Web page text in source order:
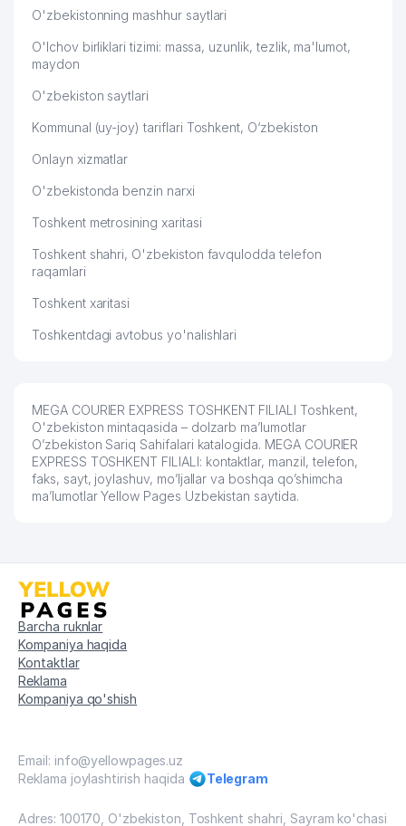
49 DARVOZA SAVDO MChJ
50 DONIYOR FARM-M MChJ 859 м
51
KATTA TANAFFUS BILIMDON
NODAVLAT TA'LIM MUASSASASI
53
SOHASIDA ANALITIK NAZORATGA
54 CORRIDA FOOD OILAVIY KORXONASI
55
O'zbekistonning mashhur saytlari
O'lchov birliklari tizimi: massa, uzunlik, tezlik, ma'lumot,
maydon
O'zbekiston saytlari
Kommunal (uy-joy) tariflari Toshkent, O‘zbekiston
Onlayn xizmatlar
O'zbekistonda benzin narxi
Toshkent metrosining xaritasi
Toshkent shahri, O'zbekiston favqulodda telefon
raqamlari
Toshkent xaritasi
Toshkentdagi avtobus yo'nalishlari
MEGA COURIER EXPRESS TOSHKENT FILIALI Toshkent,
O'zbekiston mintaqasida – dolzarb ma’lumotlar
O’zbekiston Sariq Sahifalari katalogida. MEGA COURIER
EXPRESS TOSHKENT FILIALI: kontaktlar, manzil, telefon,
faks, sayt, joylashuv, mo’ljallar va boshqa qo’shimcha
ma’lumotlar Yellow Pages Uzbekistan saytida.
Barcha ruknlar
Kompaniya haqida
Kontaktlar
Reklama
Kompaniya qo'shish
Email: info@yellowpages.uz
Reklama joylashtirish haqida
Telegram
Adres: 100170, O'zbekiston, Toshkent shahri, Sayram ko'chasi